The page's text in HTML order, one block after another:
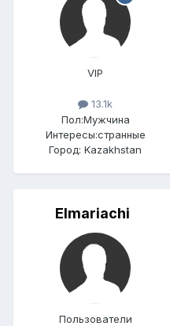
VIP
13.1k
Пол:Мужчина
Интересы:странные
Город: Kazakhstan
Elmariachi
Пользователи